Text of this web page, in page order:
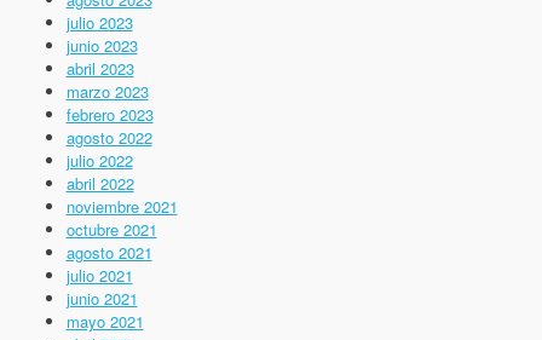
julio 2023
junio 2023
abril 2023
marzo 2023
febrero 2023
agosto 2022
julio 2022
abril 2022
noviembre 2021
octubre 2021
agosto 2021
julio 2021
junio 2021
mayo 2021